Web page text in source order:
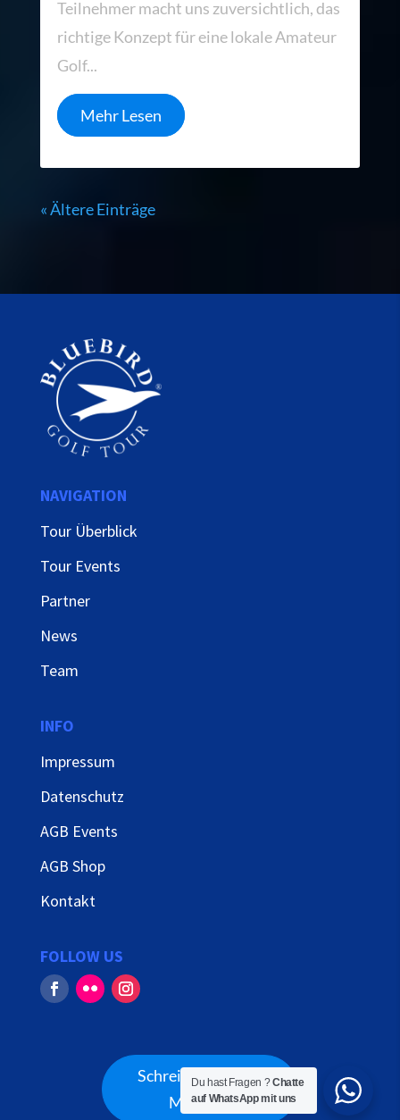
Teilnehmer macht uns zuversichtlich, das
richtige Konzept für eine lokale Amateur
Golf...
Mehr Lesen
« Ältere Einträge
NAVIGATION
Tour Überblick
Tour Events
Partner
News
Team
INFO
Impressum
Datenschutz
AGB Events
AGB Shop
Kontakt
FOLLOW US
Schreib uns Deine
Meinung
Du hast Fragen ?Chatte
auf WhatsApp mit uns